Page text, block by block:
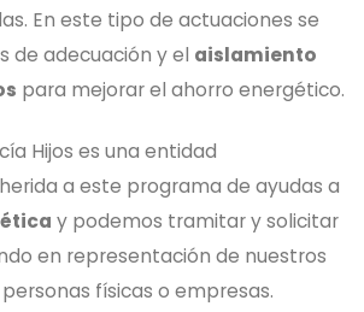
En este tipo de actuaciones se
de adecuación y el aislamiento
para mejorar el ahorro energético.
Hijos es una entidad
a este programa de ayudas a
y podemos tramitar y solicitar
en representación de nuestros
físicas o empresas.